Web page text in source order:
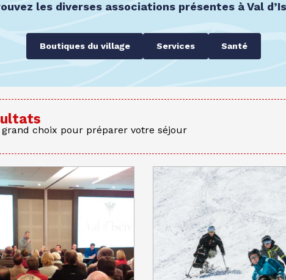
les diverses associations présentes à Val
Boutiques du village Services Santé
choix pour préparer votre séjour